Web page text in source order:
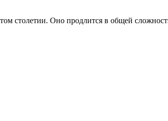
столетии. Оно продлится в общей